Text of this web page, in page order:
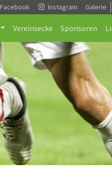
Facebook Instagram Galerie
Vereinsecke Sponsoren